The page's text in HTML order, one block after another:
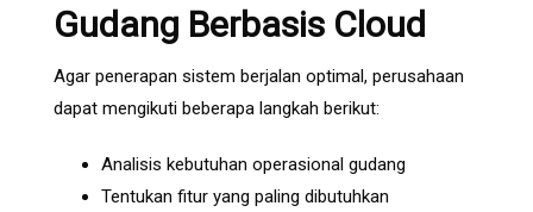
Gudang Berbasis Cloud
Agar penerapan sistem berjalan optimal, perusahaan
dapat mengikuti beberapa langkah berikut:
Analisis kebutuhan operasional gudang
Tentukan fitur yang paling dibutuhkan